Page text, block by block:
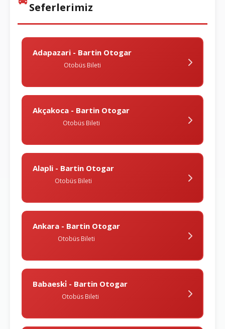
Seferlerimiz
Adapazari - Bartin Otogar
Otobüs Bileti
Akçakoca - Bartin Otogar
Otobüs Bileti
Alapli - Bartin Otogar
Otobüs Bileti
Ankara - Bartin Otogar
Otobüs Bileti
Babaeski̇ - Bartin Otogar
Otobüs Bileti